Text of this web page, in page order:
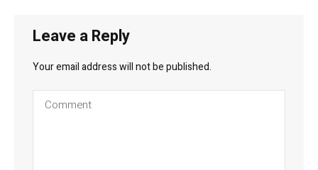
Leave a Reply
Your email address will not be published.